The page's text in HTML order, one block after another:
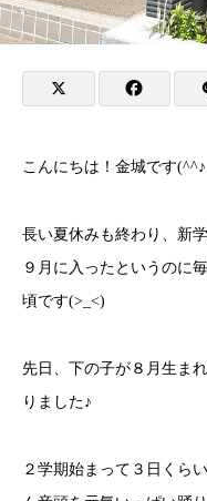
こんにちは！金城です(^^♪
長い夏休みも終わり、新
９月に入ったというのに
頃です(>_<)
先日、下の子が８月生ま
りました♪
２学期始まって３日くら